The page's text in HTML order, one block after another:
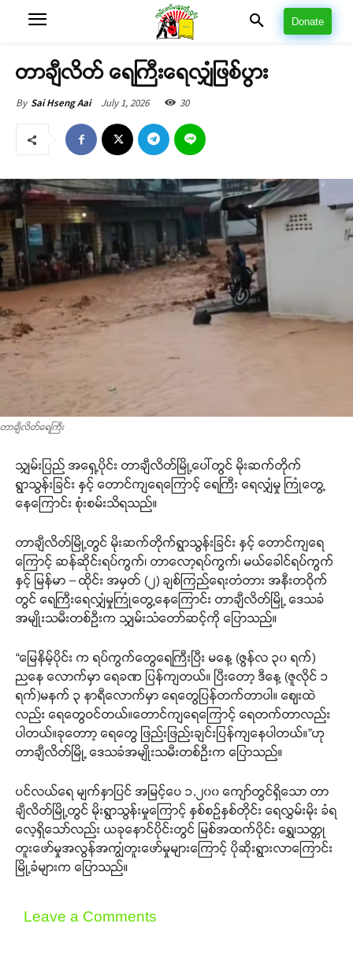
Donate
တာချီလိတ် ရေကြီးရေလျှံဖြစ်ပွား
By Sai Hseng Aai July 1, 2026 30
တာချီလိတ်​ရေကြီး
သျှမ်းပြည် အရှေ့ပိုင်း တာချီလိတ်မြို့ပေါ်တွင် မိုးဆက်တိုက်
ရွာသွန်းခြင်း နှင့် တောင်ကျရေကြောင့် ရေကြီး‌ ရေလျှံမှု ကြုံတွေ့
နေကြောင်း စုံးစမ်းသိရသည်။
တာချီလိတ်မြို့တွင် မိုးဆက်တိုက်ရွာသွန်းခြင်း နှင့် တောင်ကျရေ
ကြောင့် ဆန်ဆိုင်းရပ်ကွက်၊ တာလော့ရပ်ကွက်၊ မယ်ခေါင်ရပ်ကွက်
နှင့် မြန်မာ – ထိုင်း အမှတ် (၂) ချစ်ကြည်ရေးတံတား အနီးတဝိုက်
တွင် ရေကြီးရေလျှံမှုကြုံတွေ့နေကြောင်း တာချီလိတ်မြို့ ဒေသခံ
အမျိုးသမီးတစ်ဦးက သျှမ်းသံတော်ဆင့်ကို ပြောသည်။
“မြေနိမ့်ပိုင်း က ရပ်ကွက်တွေရေကြီးပြီး မနေ့ (ဇွန်လ ၃၀ ရက်)
ညနေ လောက်မှာ ရေခဏ ပြန်ကျတယ်။ ပြီးတော့ ဒီနေ့ (ဇူလိုင် ၁
ရက်)မနက် ၃ နာရီလောက်မှာ ရေတွေပြန်တက်တာပါ။ ဈေးထဲ
လည်း ရေတွေဝင်တယ်။တောင်ကျရေကြောင့် ရေတက်တာလည်း
ပါတယ်။ခုတောာ့ ရေတွေ ဖြည်းဖြည်းချင်းပြန်ကျနေပါတယ်။”ဟု
တာချီလိတ်မြို့ ဒေသခံအမျိုးသမီးတစ်ဦးက ပြောသည်။
ပင်လယ်ရေ မျက်နှာပြင် အမြင့်ပေ ၁,၂၀၀ ကျော်တွင်ရှိသော တာ
ချီလိတ်မြို့တွင် မိုးရွာသွန်းမှုကြောင့် နှစ်စဉ်နှစ်တိုင်း ရေလွှမ်းမိုး ခံရ
လေ့ရှိသော်လည်း ယခုနောင်ပိုင်းတွင် မြစ်အထက်ပိုင်း ရွှေ၊သတ္တု
တူးဖော်မှုအလွန်အကျွံတူးဖော်မှုများကြောင့် ပိုဆိုးရွားလာကြောင်း
မြို့ခံများက ပြောသည်။
Leave a Comments